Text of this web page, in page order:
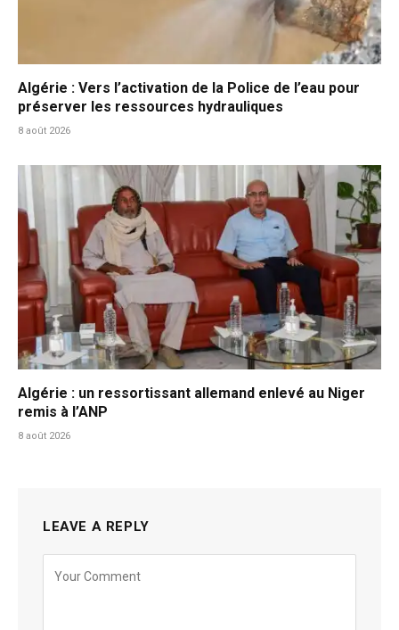
Algérie : Vers l’activation de la Police de l’eau pour
préserver les ressources hydrauliques
8 août 2026
Algérie : un ressortissant allemand enlevé au Niger
remis à l’ANP
8 août 2026
LEAVE A REPLY